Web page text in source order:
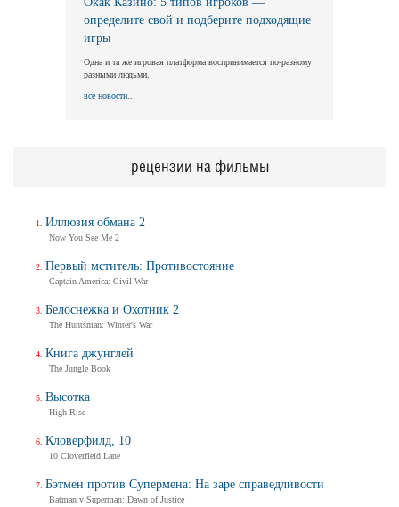
определите свой и подберите подходящие
игры
Одна и та же игровая платформа воспринимается по-разному
разными людьми.
все новости...
рецензии на фильмы
Иллюзия обмана 2
Now You See Me 2
Первый мститель: Противостояние
Captain America: Civil War
Белоснежка и Охотник 2
The Huntsman: Winter's War
Книга джунглей
The Jungle Book
Высотка
High-Rise
Кловерфилд, 10
10 Cloverfield Lane
Бэтмен против Супермена: На заре справедливости
Batman v Superman: Dawn of Justice